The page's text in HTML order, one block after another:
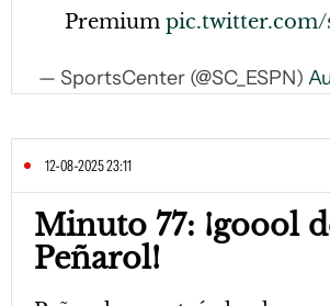
Premium pic.twitter.com/
— SportsCenter (@SC_ESPN)
12-08-2025 23:11
Minuto 77: ¡goool
Peñarol!